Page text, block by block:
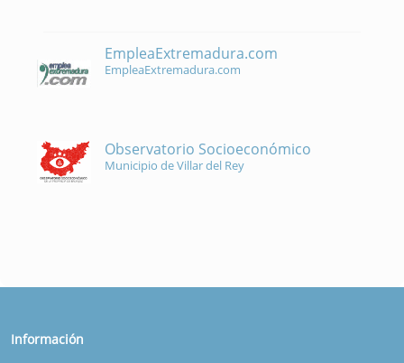
EmpleaExtremadura.com
EmpleaExtremadura.com
Observatorio Socioeconómico
Municipio de Villar del Rey
Información